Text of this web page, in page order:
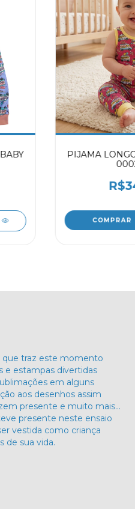
PIJAMA
COMPRAR
que traz este momento
e estampas divertidas
em alguns
aos desenhos assim
presente e muito mais…
presente neste ensaio
vestida como criança
de sua vida.